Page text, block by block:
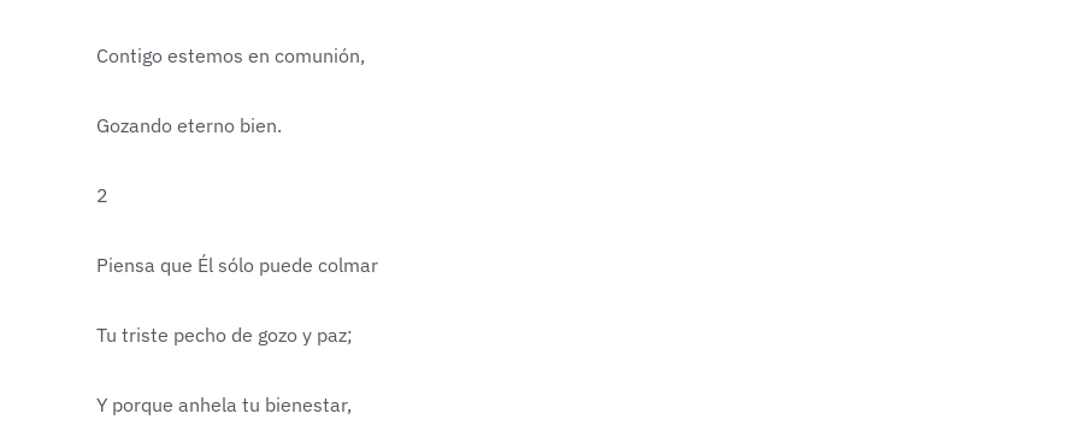
Contigo estemos en comunión,
Gozando eterno bien.
2
Piensa que Él sólo puede colmar
Tu triste pecho de gozo y paz;
Y porque anhela tu bienestar,